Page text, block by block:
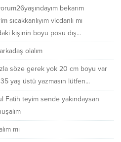
bekarım
vicdanlı mı
kişinin boyu posu dış...
olalım
söze gerek yok 20 cm boyu var
yaş üstü yazmasın lütfen...
Fatih teyim sende yakındaysan
mı